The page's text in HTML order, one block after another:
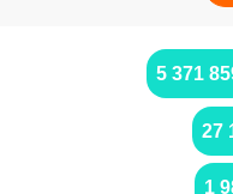
5 371
27
1